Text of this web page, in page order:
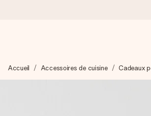
Nous préparons votre cadeau avec
Accueil Accessoires de cuisine Cadeaux